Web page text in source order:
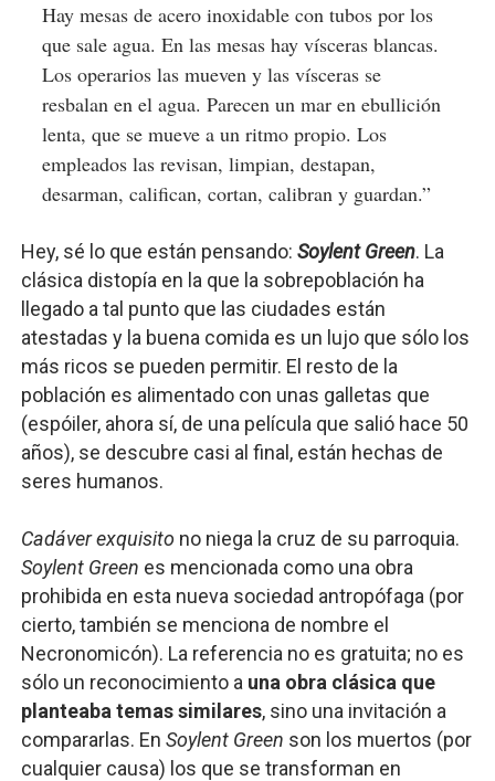
Hay mesas de acero inoxidable con tubos por los
que sale agua. En las mesas hay vísceras blancas.
Los operarios las mueven y las vísceras se
resbalan en el agua. Parecen un mar en ebullición
lenta, que se mueve a un ritmo propio. Los
empleados las revisan, limpian, destapan,
desarman, califican, cortan, calibran y guardan.”
Hey, sé lo que están pensando: Soylent Green. La
clásica distopía en la que la sobrepoblación ha
llegado a tal punto que las ciudades están
atestadas y la buena comida es un lujo que sólo los
más ricos se pueden permitir. El resto de la
población es alimentado con unas galletas que
(espóiler, ahora sí, de una película que salió hace 50
años), se descubre casi al final, están hechas de
seres humanos.
Cadáver exquisito no niega la cruz de su parroquia.
Soylent Green es mencionada como una obra
prohibida en esta nueva sociedad antropófaga (por
cierto, también se menciona de nombre el
Necronomicón). La referencia no es gratuita; no es
sólo un reconocimiento a una obra clásica que
planteaba temas similares, sino una invitación a
compararlas. En Soylent Green son los muertos (por
cualquier causa) los que se transforman en